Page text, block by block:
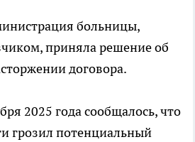
больницы,
приняла решение об
договора.
2025 года сообщалось, что
грозил потенциальный